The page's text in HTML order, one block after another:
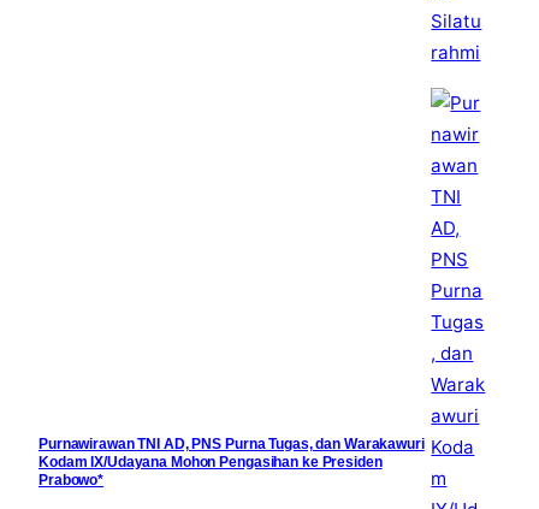
Purnawirawan TNI AD, PNS Purna Tugas, dan Warakawuri
Kodam IX/Udayana Mohon Pengasihan ke Presiden
Prabowo*